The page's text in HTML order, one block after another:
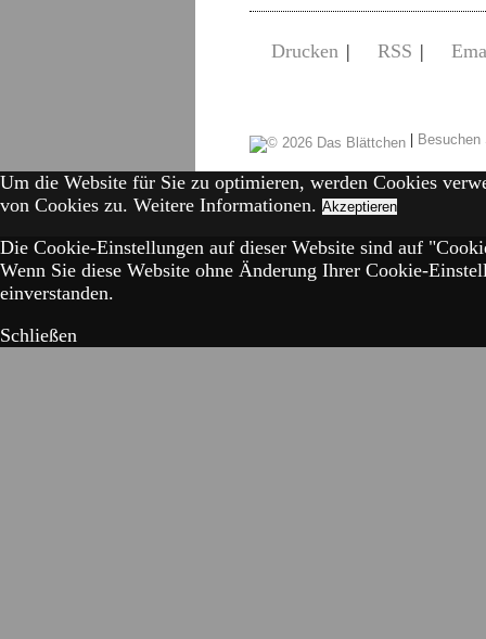
Drucken | RSS |
|
Um die Website für Sie zu optimieren, werden Cookies
von Cookies zu. Weitere Informationen. Akzeptieren
Die Cookie-Einstellungen auf dieser Website sind auf
Wenn Sie diese Website ohne Änderung Ihrer Cookie-
einverstanden.
Schließen